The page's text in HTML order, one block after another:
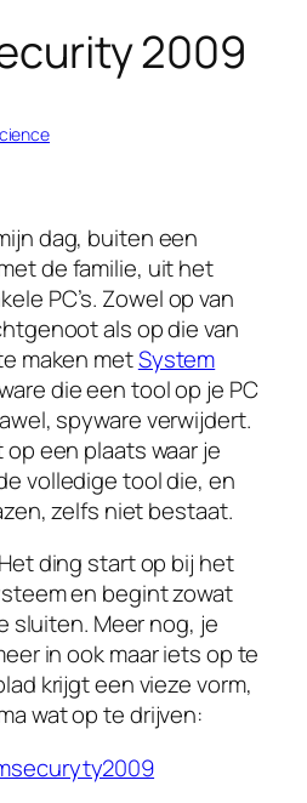
2009
dag, buiten een
de familie, uit het
PC’s. Zowel op van
als op die van
maken metSystem
die een tool op je PC
spyware verwijdert.
een plaats waar je
volledige tool die, en
zelfs niet bestaat.
ding start op bij het
en begint zowat
sluiten. Meer nog, je
in ook maar iets op te
krijgt een vieze vorm,
wat op te drijven: